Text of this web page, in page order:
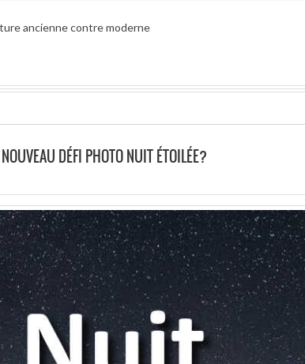
ancienne contre moderne
DÉFI PHOTO NUIT ÉTOILÉE?